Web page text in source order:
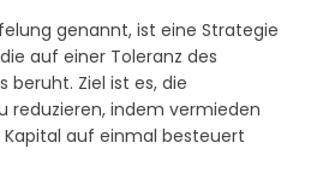
genannt, ist eine Strategie
auf einer Toleranz des
beruht. Ziel ist es, die
reduzieren, indem vermieden
auf einmal besteuert